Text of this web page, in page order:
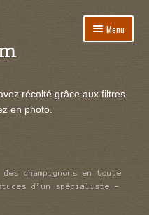
Menu
le
menu
enfant
Ouvrir
le
récolté grâce aux filtres
en photo.
champignons en toute
d’un spécialiste –